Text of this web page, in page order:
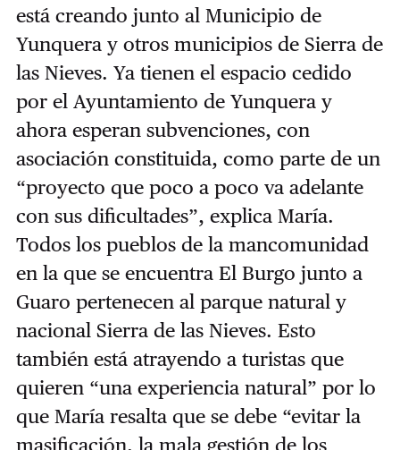
está creando junto al Municipio de
Yunquera y otros municipios de Sierra de
las Nieves. Ya tienen el espacio cedido
por el Ayuntamiento de Yunquera y
ahora esperan subvenciones, con
asociación constituida, como parte de un
“proyecto que poco a poco va adelante
con sus dificultades”, explica María.
Todos los pueblos de la mancomunidad
en la que se encuentra El Burgo junto a
Guaro pertenecen al parque natural y
nacional Sierra de las Nieves. Esto
también está atrayendo a turistas que
quieren “una experiencia natural” por lo
que María resalta que se debe “evitar la
masificación, la mala gestión de los